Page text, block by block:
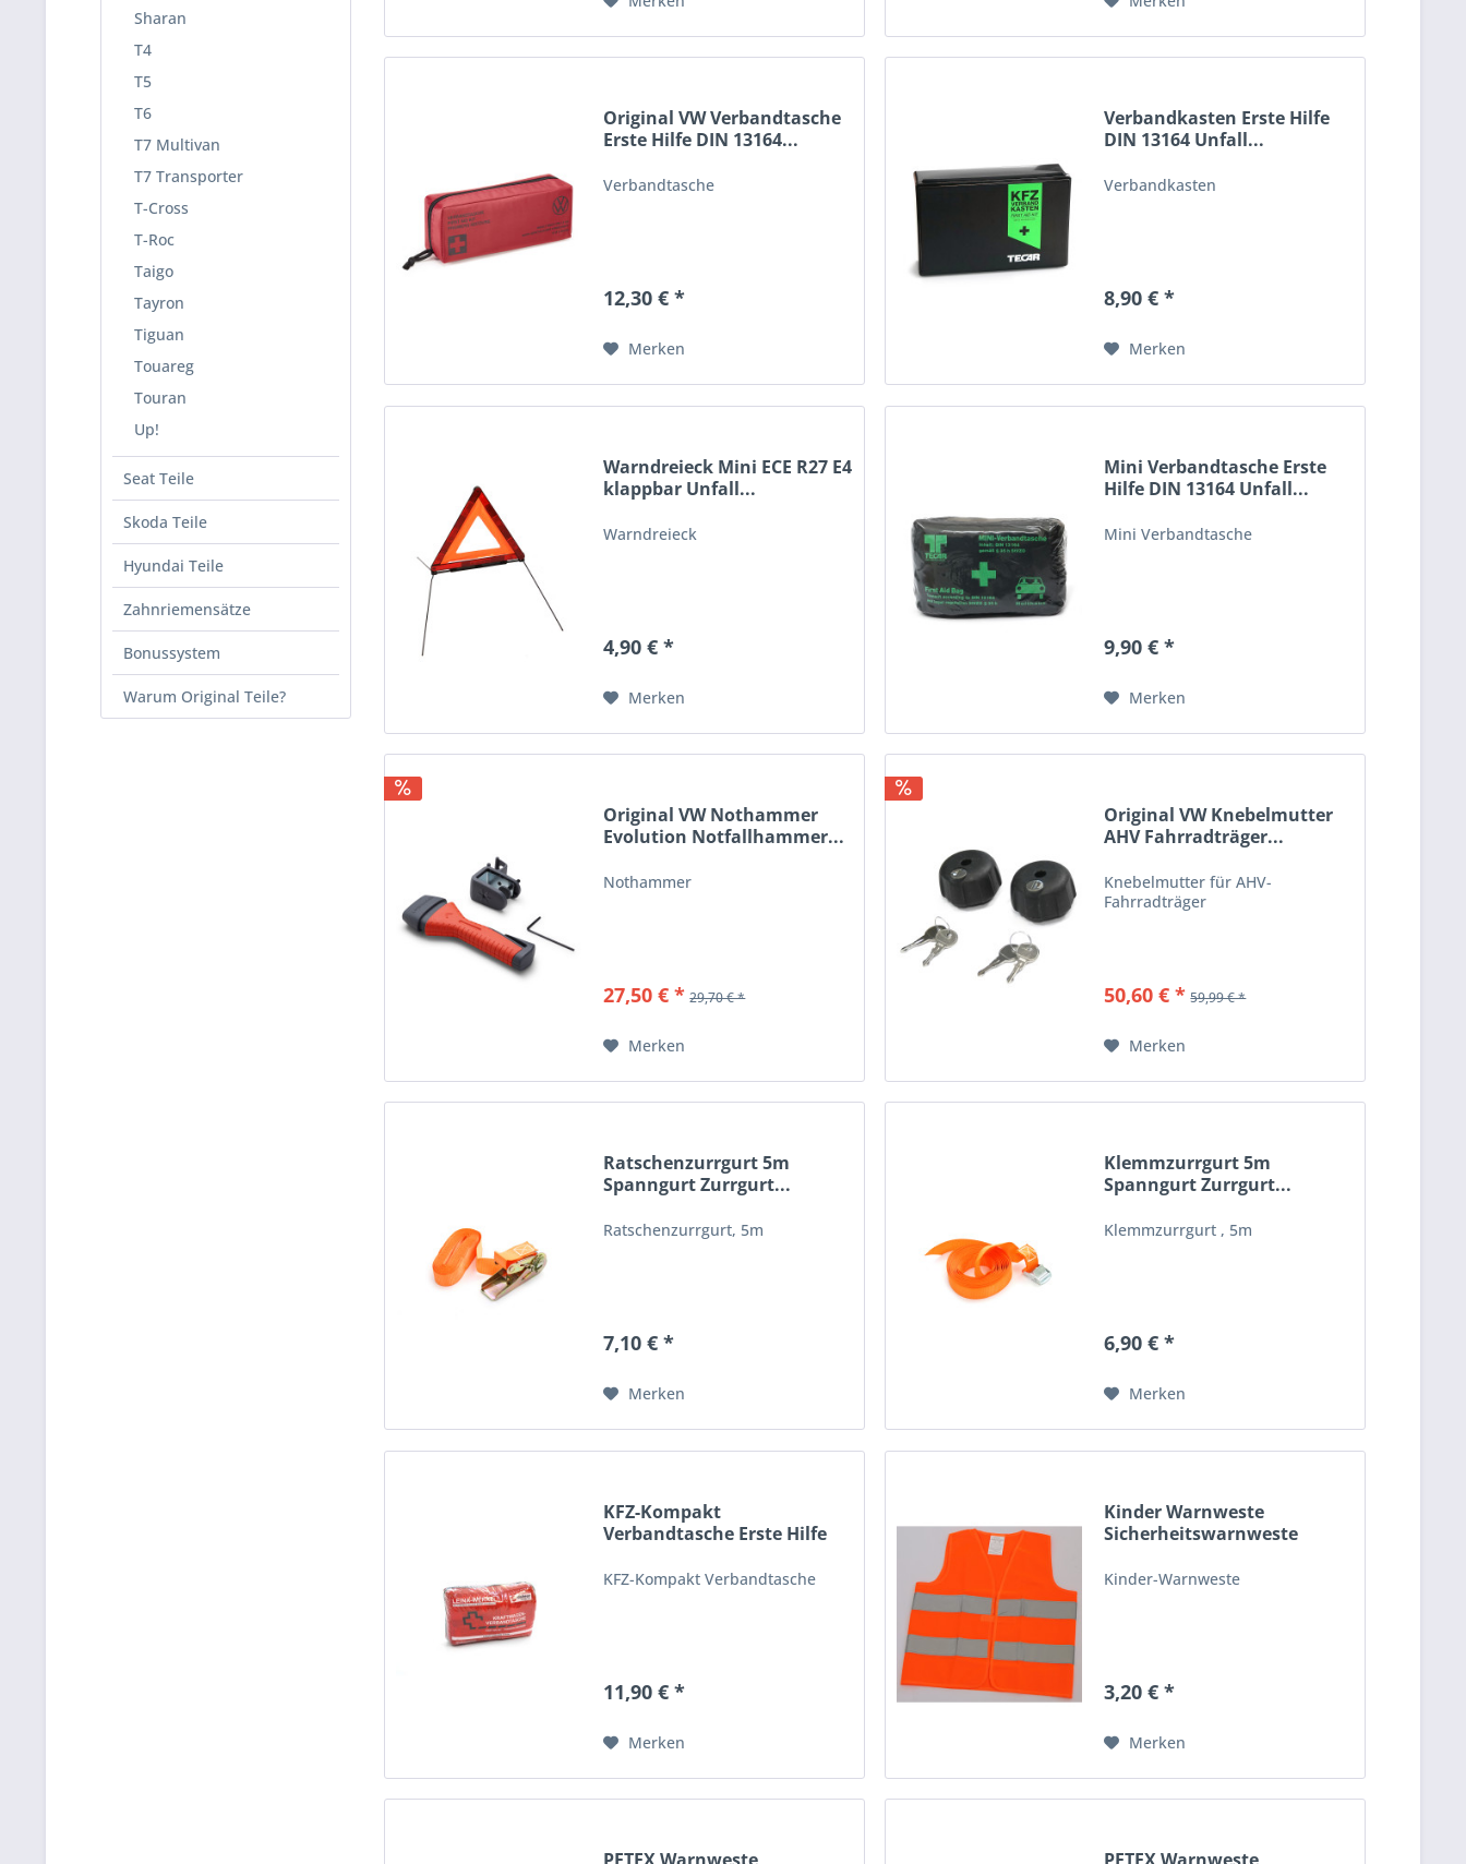
Sharan
T4
T5
T6
T7 Multivan
T7 Transporter
T-Cross
T-Roc
Taigo
Tayron
Tiguan
Touareg
Touran
Up!
Seat Teile
Skoda Teile
Hyundai Teile
Zahnriemensätze
Bonussystem
Warum Original Teile?
Original VW Verbandtasche
Erste Hilfe DIN 13164...
Verbandtasche
12,30 € *
Merken
Verbandkasten Erste Hilfe
DIN 13164 Unfall...
Verbandkasten
8,90 € *
Merken
Warndreieck Mini ECE R27 E4
klappbar Unfall...
Warndreieck
4,90 € *
Merken
Mini Verbandtasche Erste
Hilfe DIN 13164 Unfall...
Mini Verbandtasche
9,90 € *
Merken
Original VW Nothammer
Evolution Notfallhammer...
Nothammer
27,50 € * 29,70 € *
Merken
Original VW Knebelmutter
AHV Fahrradträger...
Knebelmutter für AHV-
Fahrradträger
50,60 € * 59,99 € *
Merken
Ratschenzurrgurt 5m
Spanngurt Zurrgurt...
Ratschenzurrgurt, 5m
7,10 € *
Merken
Klemmzurrgurt 5m
Spanngurt Zurrgurt...
Klemmzurrgurt , 5m
6,90 € *
Merken
KFZ-Kompakt
Verbandtasche Erste Hilfe
KFZ-Kompakt Verbandtasche
11,90 € *
Merken
Kinder Warnweste
Sicherheitswarnweste
Kinder-Warnweste
3,20 € *
Merken